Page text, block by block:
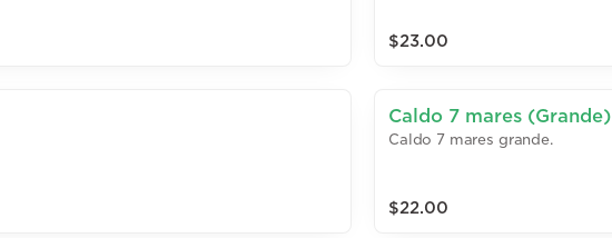
$23.00
Caldo 7 mares (Grande)
Caldo 7 mares grande.
$22.00